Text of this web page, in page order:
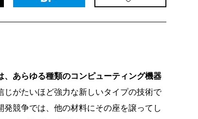
、あらゆる種類のコンピューティング機器
じがたいほど強力な新しいタイプの技術で
発競争では、他の材料にその座を譲ってし